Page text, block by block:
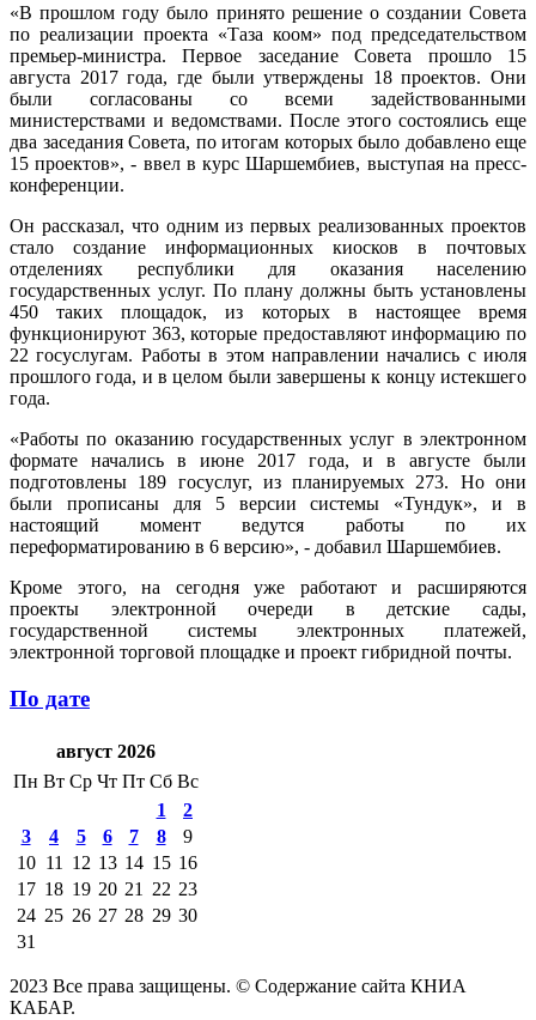
«В прошлом году было принято решение о создании Совета
по реализации проекта «Таза коом» под председательством
премьер-министра. Первое заседание Совета прошло 15
августа 2017 года, где были утверждены 18 проектов. Они
были согласованы со всеми задействованными
министерствами и ведомствами. После этого состоялись еще
два заседания Совета, по итогам которых было добавлено еще
15 проектов», - ввел в курс Шаршембиев, выступая на пресс-
конференции.
Он рассказал, что одним из первых реализованных проектов
стало создание информационных киосков в почтовых
отделениях республики для оказания населению
государственных услуг. По плану должны быть установлены
450 таких площадок, из которых в настоящее время
функционируют 363, которые предоставляют информацию по
22 госуслугам. Работы в этом направлении начались с июля
прошлого года, и в целом были завершены к концу истекшего
года.
«Работы по оказанию государственных услуг в электронном
формате начались в июне 2017 года, и в августе были
подготовлены 189 госуслуг, из планируемых 273. Но они
были прописаны для 5 версии системы «Тундук», и в
настоящий момент ведутся работы по их
переформатированию в 6 версию», - добавил Шаршембиев.
Кроме этого, на сегодня уже работают и расширяются
проекты электронной очереди в детские сады,
государственной системы электронных платежей,
электронной торговой площадке и проект гибридной почты.
По дате
август 2026
Пн Вт Ср Чт Пт Сб Вс
1
2
3
4 5 6 7 8
9
10 11 12 13 14 15 16
17 18 19 20 21 22 23
24 25 26 27 28 29 30
31
2023 Все права защищены. © Содержание сайта КНИА
КАБАР.